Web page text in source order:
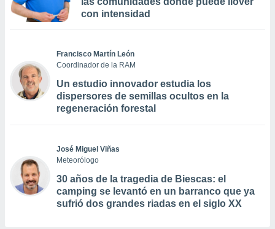
con intensidad
Francisco Martín León
Coordinador de la RAM
Un estudio innovador estudia los
dispersores de semillas ocultos en la
regeneración forestal
José Miguel Viñas
Meteorólogo
30 años de la tragedia de Biescas: el
camping se levantó en un barranco que ya
sufrió dos grandes riadas en el siglo XX